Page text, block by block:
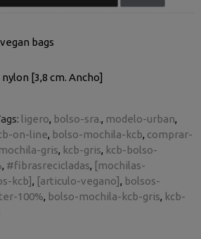
bags
[3,8 cm. Ancho]
ligero bolso-sra. modelo-urban
on-line bolso-mochila-kcb comprar-
gris kcb-gris kcb-bolso-
#fibrasrecicladas [mochilas-
kcb] [articulo-vegano]
bolsos-
100% bolso-mochila-kcb-gris kcb-